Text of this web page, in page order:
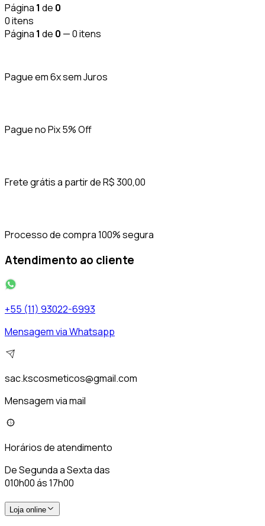
Página 1 de 0
0itens
Página 1 de 0 —0itens
Pague em 6x sem Juros
Pague no Pix 5% Off
Frete grátis a partir de R$ 300,00
Processo de compra 100% segura
Atendimento ao cliente
+55 (11) 93022-6993
Mensagem via Whatsapp
sac.kscosmeticos@gmail.com
Mensagem via mail
Horários de atendimento
De Segunda a Sexta das
010h00 ás 17h00
Loja online